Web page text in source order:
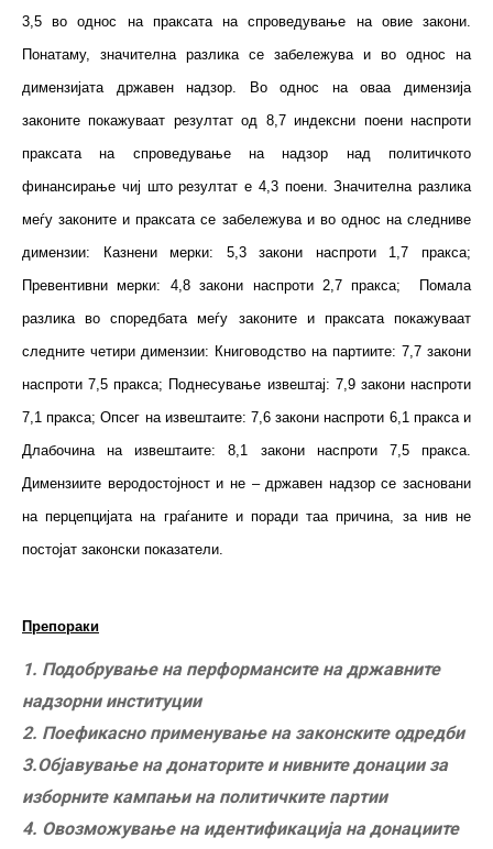
3,5 во однос на праксата на спроведување на овие закони.
Понатаму, значителна разлика се забележува и во однос на
димензијата државен надзор. Во однос на оваа димензија
законите покажуваат резултат од 8,7 индексни поени наспроти
праксата на спроведување на надзор над политичкото
финансирање чиј што резултат е 4,3 поени. Значителна разлика
меѓу законите и праксата се забележува и во однос на следниве
димензии: Казнени мерки: 5,3 закони наспроти 1,7 пракса;
Превентивни мерки: 4,8 закони наспроти 2,7 пракса; Помала
разлика во споредбата меѓу законите и праксата покажуваат
следните четири димензии: Книговодство на партиите: 7,7 закони
наспроти 7,5 пракса; Поднесување извештај: 7,9 закони наспроти
7,1 пракса; Опсег на извештаите: 7,6 закони наспроти 6,1 пракса и
Длабочина на извештаите: 8,1 закони наспроти 7,5 пракса.
Димензиите веродостојност и не – државен надзор се засновани
на перцепцијата на граѓаните и поради таа причина, за нив не
постојат законски показатели.
Препораки
1. Подобрување на перформансите на државните
надзорни институции
2. Поефикасно применување на законските одредби
3.Објавување на донаторите и нивните донации за
изборните кампањи на политичките партии
4. Овозможување на идентификација на донациите